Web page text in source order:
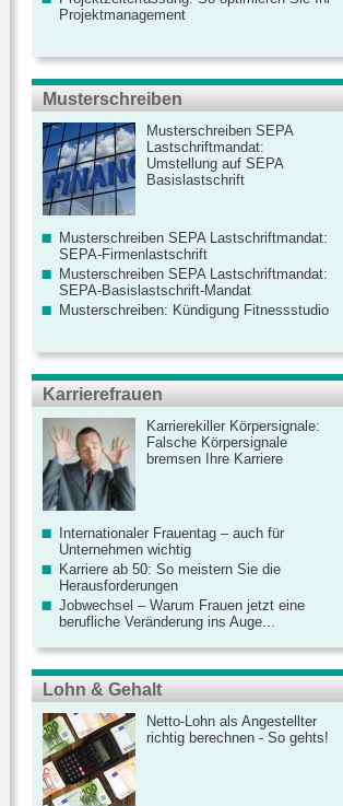
Projektmanagement
Musterschreiben
Musterschreiben SEPA
Lastschriftmandat:
Umstellung auf SEPA
Basislastschrift
Musterschreiben SEPA Lastschriftmandat:
SEPA-Firmenlastschrift
Musterschreiben SEPA Lastschriftmandat:
SEPA-Basislastschrift-Mandat
Musterschreiben: Kündigung Fitnessstudio
Karrierefrauen
Karrierekiller Körpersignale:
Falsche Körpersignale
bremsen Ihre Karriere
Internationaler Frauentag – auch für
Unternehmen wichtig
Karriere ab 50: So meistern Sie die
Herausforderungen
Jobwechsel – Warum Frauen jetzt eine
berufliche Veränderung ins Auge...
Lohn & Gehalt
Netto-Lohn als Angestellter
richtig berechnen - So gehts!